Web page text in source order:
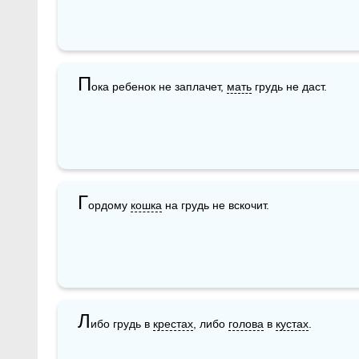
Пока ребенок не заплачет, мать грудь не даст.
Гордому кошка на грудь не вскочит.
Либо грудь в крестах , либо голова в кустах